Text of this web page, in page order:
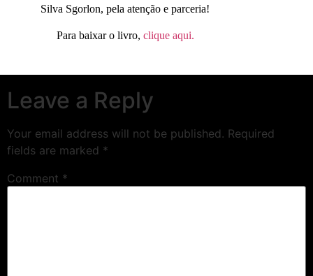
Silva Sgorlon, pela atenção e parceria!
Para baixar o livro, clique aqui.
Leave a Reply
Your email address will not be published. Required
fields are marked *
Comment *